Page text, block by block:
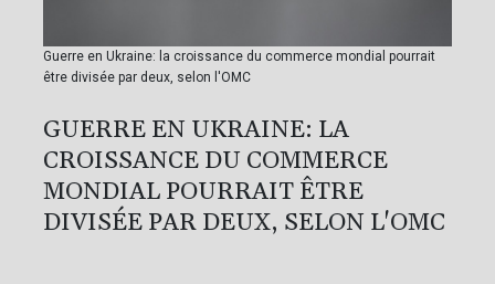
Guerre en Ukraine: la croissance du commerce mondial pourrait
être divisée par deux, selon l'OMC
GUERRE EN UKRAINE: LA
CROISSANCE DU COMMERCE
MONDIAL POURRAIT ÊTRE
DIVISÉE PAR DEUX, SELON L'OMC